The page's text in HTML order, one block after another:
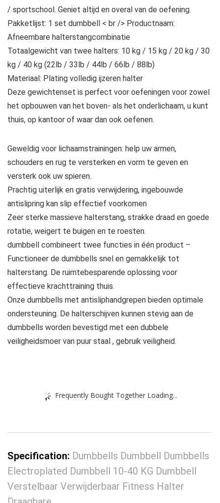
/ sportschool. Geniet altijd en overal van de oefening.
Pakketlijst: 1 set dumbbell < br /> Productnaam:
Afneembare halterstangcombinatie
Totaalgewicht van twee halters: 10 kg / 15 kg / 20 kg / 30
kg / 40 kg (22lb / 33lb / 44lb / 66lb / 88lb)
Materiaal: Plating volledig ijzeren halter
Deze gewichtenset is perfect voor oefeningen voor zowel
het opbouwen van het boven- als het onderlichaam, u kunt
thuis, op kantoor of waar dan ook oefenen.
Geweldig voor lichaamstrainingen: help uw armen,
schouders en rug te versterken en vorm te geven en
versterk ook uw spieren.
Prachtig uiterlijk en gratis verwijdering, ingebouwde
antislipring kan slip effectief voorkomen
Zeer sterke massieve halterstang, strakke draad en goede
rotatie, weigert te buigen en te roesten.
dumbbell combineert twee functies in één product –
Functioneer de dumbbells snel en gemakkelijk tot
halterstang. De ruimtebesparende oplossing voor
effectieve krachttraining thuis.
Onze dumbbells met antisliphandgrepen bieden optimale
ondersteuning. De halterschijven kunnen stevig aan de
dumbbells worden bevestigd met een dubbele
veiligheidsmoer van puur staal , gebruik veiligheid.
Frequently Bought Together Loading...
Specification: Dumbbells Dumbbell Dumbbells
Electroplated Dumbbell 10-40 KG Dumbbell
Verstelbaar Verwijderbaar Fitness Halter